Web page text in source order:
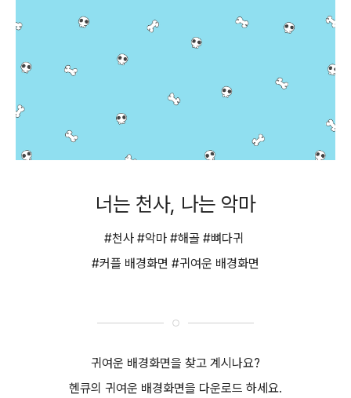
너는 천사, 나는 악마
#천사 #악마 #해골 #뼈다귀
#커플 배경화면 #귀여운 배경화면
귀여운 배경화면을 찾고 계시나요?
헨큐의 귀여운 배경화면을 다운로드 하세요.